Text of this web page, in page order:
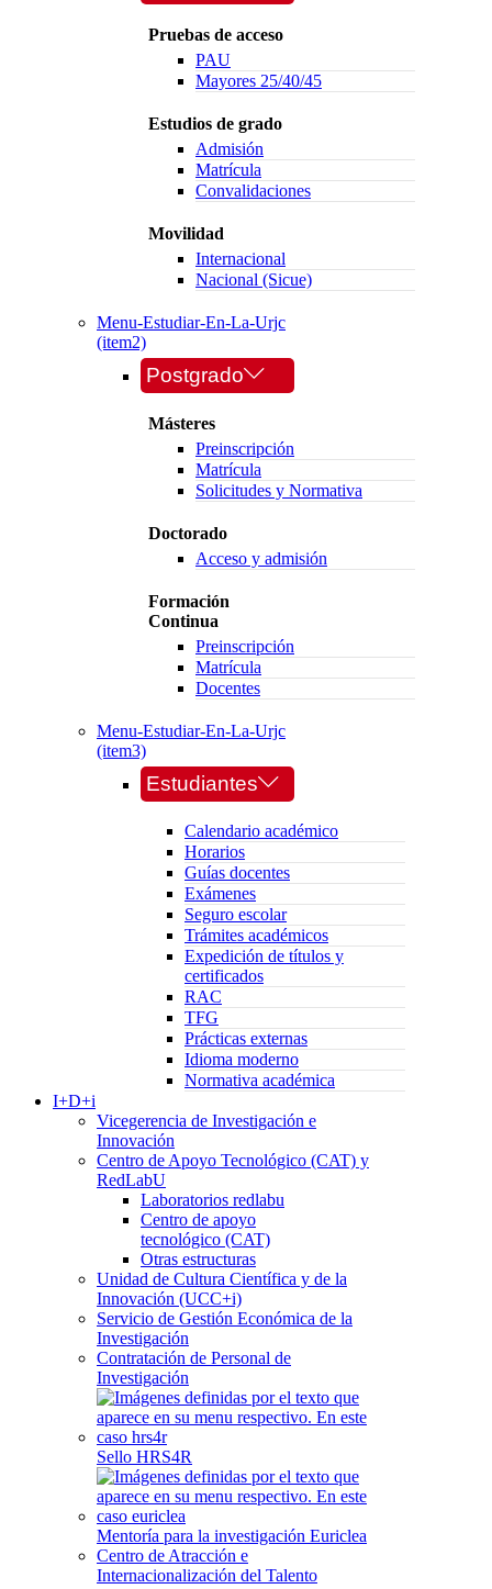
Pruebas de acceso
PAU
Mayores 25/40/45
Estudios de grado
Admisión
Matrícula
Convalidaciones
Movilidad
Internacional
Nacional (Sicue)
Menu-Estudiar-En-La-Urjc
(item2)
Postgrado
Másteres
Preinscripción
Matrícula
Solicitudes y Normativa
Doctorado
Acceso y admisión
Formación
Continua
Preinscripción
Matrícula
Docentes
Menu-Estudiar-En-La-Urjc
(item3)
Estudiantes
Calendario académico
Horarios
Guías docentes
Exámenes
Seguro escolar
Trámites académicos
Expedición de títulos y
certificados
RAC
TFG
Prácticas externas
Idioma moderno
Normativa académica
I+D+i
Vicegerencia de Investigación e
Innovación
Centro de Apoyo Tecnológico (CAT) y
RedLabU
Laboratorios redlabu
Centro de apoyo
tecnológico (CAT)
Otras estructuras
Unidad de Cultura Científica y de la
Innovación (UCC+i)
Servicio de Gestión Económica de la
Investigación
Contratación de Personal de
Investigación
Sello HRS4R
Mentoría para la investigación Euriclea
Centro de Atracción e
Internacionalización del Talento